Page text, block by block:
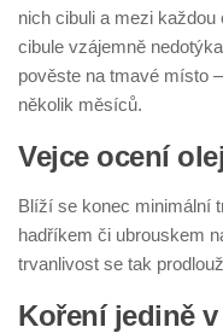
nich cibuli a mezi
cibule vzájemně
pověste na tmavé místo
několik měsíců.
Vejce ocení
Blíží se konec minimální
hadříkem či ubrouskem
trvanlivost se tak
Koření jedině